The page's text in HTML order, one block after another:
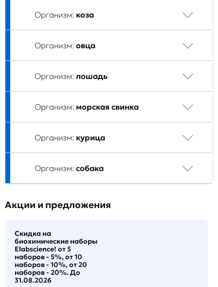
Организм: коза
Организм: овца
Организм: лошадь
Организм: морская свинка
Организм: курица
Организм: собака
Акции и предложения
Скидка на
биохимические наборы
Elabscience! от 5
наборов - 5%, от 10
наборов - 10%, от 20
наборов - 20%. До
31.08.2026